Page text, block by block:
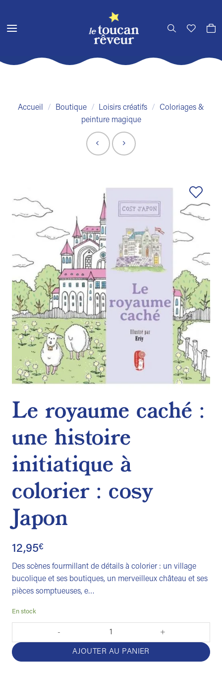
contenu
Accueil / Boutique / Loisirs créatifs /
Coloriages &
peinture magique
Ajouter
à la liste
souhaits
Le royaume caché :
une histoire
initiatique à
colorier : cosy
Japon
12,95€
Des scènes fourmillant de détails à colorier : un village
bucolique et ses boutiques, un merveilleux château et ses
pièces somptueuses, e…
En stock
quantité de Le royaume caché : une histoire initiatique à colorier
AJOUTER AU PANIER